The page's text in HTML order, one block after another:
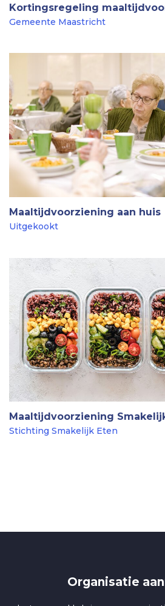
Kortingsregeling
Gemeente Maastricht
Maaltijdvoorziening aan huis
Uitgekookt
Maaltijdvoorziening
Stichting Smakelijk Eten
Organisatie